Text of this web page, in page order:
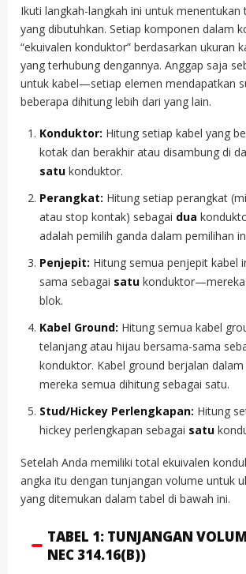
Ikuti langkah-langkah ini untuk
yang dibutuhkan. Setiap komponen dalam
“ekuivalen konduktor” berdasarkan ukuran
yang terhubung dengannya. Anggap saja
untuk kabel—setiap elemen mendapatkan
beberapa dihitung lebih dari yang lain.
Konduktor: Hitung setiap kabel yang
kotak dan berakhir atau disambung di
satu konduktor.
Perangkat: Hitung setiap perangkat
atau stop kontak) sebagai dua
adalah pemilih ganda dalam pemilihan
Penjepit: Hitung semua penjepit kabel
sama sebagai satu konduktor—mereka
blok.
Kabel Ground: Hitung semua kabel
telanjang atau hijau bersama-sama
konduktor. Kabel ground berjalan
mereka semua dihitung sebagai satu.
Stud/Hickey Perlengkapan: Hitung
hickey perlengkapan sebagai satu
Setelah Anda memiliki total ekuivalen
angka itu dengan tunjangan volume untuk
yang ditemukan dalam tabel di bawah ini.
TABEL 1: TUNJANGAN
NEC 314.16(B))